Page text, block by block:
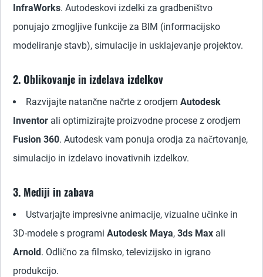
InfraWorks. Autodeskovi izdelki za gradbeništvo
ponujajo zmogljive funkcije za BIM (informacijsko
modeliranje stavb), simulacije in usklajevanje projektov.
2. Oblikovanje in izdelava izdelkov
Razvijajte natančne načrte z orodjem Autodesk
Inventor ali optimizirajte proizvodne procese z orodjem
Fusion 360. Autodesk vam ponuja orodja za načrtovanje,
simulacijo in izdelavo inovativnih izdelkov.
3. Mediji in zabava
Ustvarjajte impresivne animacije, vizualne učinke in
3D-modele s programi Autodesk Maya, 3ds Max ali
Arnold. Odlično za filmsko, televizijsko in igrano
produkcijo.